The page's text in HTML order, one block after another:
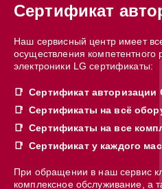
Сертификат
Наш сервисный центр имеет
осуществления компетентного
электроники LG сертификаты:
Сертификат авторизации
Сертификаты на всё
Сертификаты на все
Сертификат у каждого
При обращении в наш сервис
комплексное обслуживание, а